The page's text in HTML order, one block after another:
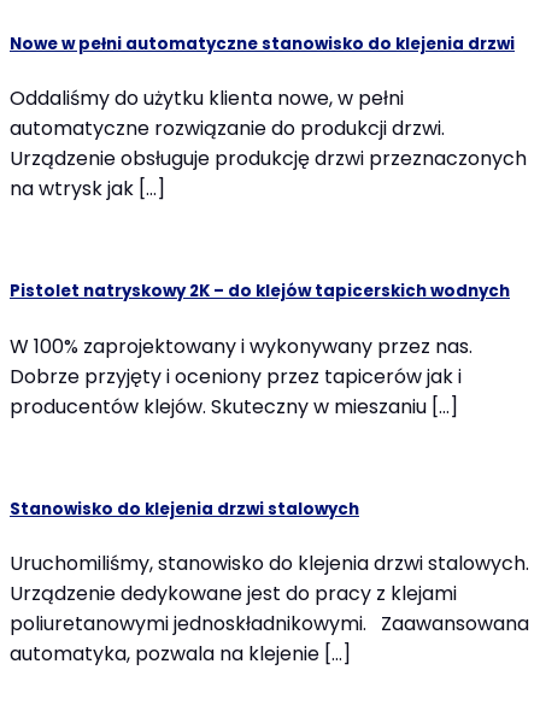
Nowe w pełni automatyczne stanowisko do klejenia drzwi
Oddaliśmy do użytku klienta nowe, w pełni
automatyczne rozwiązanie do produkcji drzwi.
Urządzenie obsługuje produkcję drzwi przeznaczonych
na wtrysk jak […]
Pistolet natryskowy 2K – do klejów tapicerskich wodnych
W 100% zaprojektowany i wykonywany przez nas.
Dobrze przyjęty i oceniony przez tapicerów jak i
producentów klejów. Skuteczny w mieszaniu […]
Stanowisko do klejenia drzwi stalowych
Uruchomiliśmy, stanowisko do klejenia drzwi stalowych.
Urządzenie dedykowane jest do pracy z klejami
poliuretanowymi jednoskładnikowymi. Zaawansowana
automatyka, pozwala na klejenie […]